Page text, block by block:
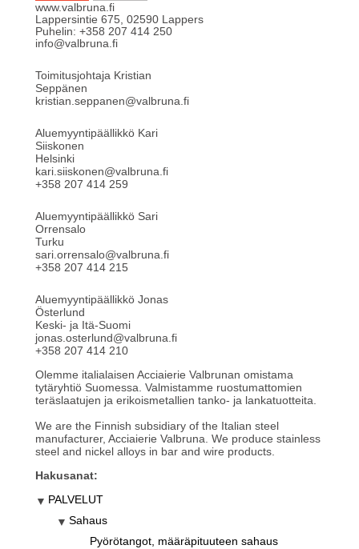
www.valbruna.fi
Lappersintie 675 02590 Lappers
Puhelin: +358 207 414 250
info@valbruna.fi
Toimitusjohtaja Kristian
Seppänen
kristian.seppanen@valbruna.fi
Aluemyyntipäällikkö Kari
Siiskonen
Helsinki
kari.siiskonen@valbruna.fi
+358 207 414 259
Aluemyyntipäällikkö Sari
Orrensalo
Turku
sari.orrensalo@valbruna.fi
+358 207 414 215
Aluemyyntipäällikkö Jonas
Österlund
Keski- ja Itä-Suomi
jonas.osterlund@valbruna.fi
+358 207 414 210
Olemme italialaisen Acciaierie Valbrunan omistama
tytäryhtiö Suomessa. Valmistamme ruostumattomien
teräslaatujen ja erikoismetallien tanko- ja lankatuotteita.
We are the Finnish subsidiary of the Italian steel
manufacturer, Acciaierie Valbruna. We produce stainless
steel and nickel alloys in bar and wire products.
Hakusanat:
PALVELUT
Sahaus
Pyörötangot, määräpituuteen sahaus